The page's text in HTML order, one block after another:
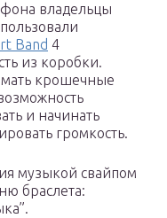
владельцы
Band 4
из коробки.
крошечные
и начинать
громкость.
музыкой свайпом
браслета: